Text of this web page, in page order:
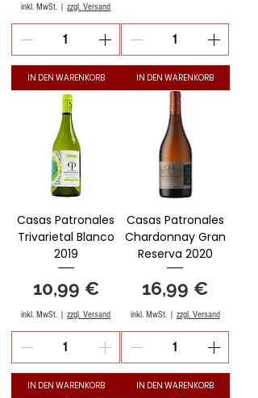
inkl. MwSt. |zzgl. Versand
IN DEN WARENKORB IN DEN WARENKORB
Casas Patronales
Trivarietal Blanco
2019
Preis
10,99 €
inkl. MwSt. |zzgl. Versand
IN DEN WARENKORB
Casas Patronales
Chardonnay Gran
Reserva 2020
Preis
16,99 €
inkl. MwSt.| zzgl. Versand
IN DEN WARENKORB